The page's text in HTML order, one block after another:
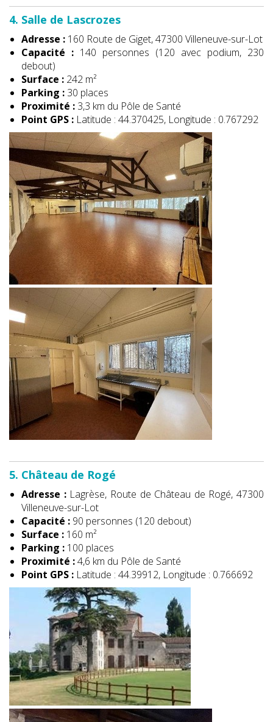
4. Salle de Lascrozes
Adresse : 160 Route de Giget, 47300 Villeneuve-sur-Lot
Capacité : 140 personnes (120 avec podium, 230
debout)
Surface : 242 m²
Parking : 30 places
Proximité : 3,3 km du Pôle de Santé
Point GPS : Latitude : 44.370425, Longitude : 0.767292
5. Château de Rogé
Adresse :Lagrèse, Route de Château de Rogé, 47300
Villeneuve-sur-Lot
Capacité : 90 personnes (120 debout)
Surface : 160 m²
Parking : 100 places
Proximité :4,6 km du Pôle de Santé
Point GPS : Latitude : 44.39912, Longitude : 0.766692